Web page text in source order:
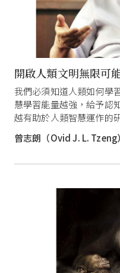
開啟人類文明無限可
我們必須知道人類如何學
慧學習能量越強，給予認
越有助於人類智慧運作的
曾志朗（Ovid J. L.